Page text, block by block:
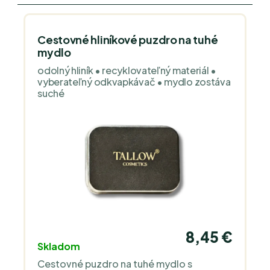
Cestovné hliníkové puzdro na tuhé
mydlo
odolný hliník • recyklovateľný materiál •
vyberateľný odkvapkávač • mydlo zostáva
suché
Skladom
8,45 €
Cestovné puzdro na tuhé mydlo s